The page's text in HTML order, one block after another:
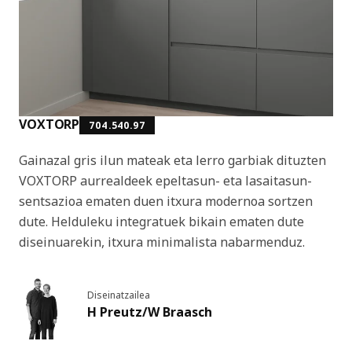
VOXTORP 704.540.97
Gainazal gris ilun mateak eta lerro garbiak dituzten
VOXTORP aurrealdeek epeltasun- eta lasaitasun-
sentsazioa ematen duen itxura modernoa sortzen
dute. Helduleku integratuek bikain ematen dute
diseinuarekin, itxura minimalista nabarmenduz.
Diseinatzailea
H Preutz/W Braasch